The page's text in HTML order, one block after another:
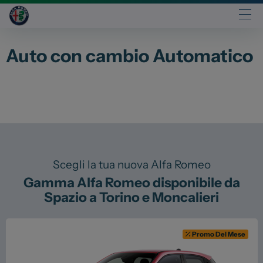
Automobili
Auto con cambio Automatico
Scegli la tua nuova Alfa Romeo
Gamma Alfa Romeo disponibile da
Spazio a Torino e Moncalieri
Promo Del Mese